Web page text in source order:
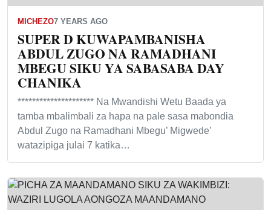
MICHEZO7 YEARS AGO
SUPER D KUWAPAMBANISHA
ABDUL ZUGO NA RAMADHANI
MBEGU SIKU YA SABASABA DAY
CHANIKA
********************* Na Mwandishi Wetu Baada ya
tamba mbalimbali za hapa na pale sasa mabondia
Abdul Zugo na Ramadhani Mbegu’ Migwede’
watazipiga julai 7 katika…